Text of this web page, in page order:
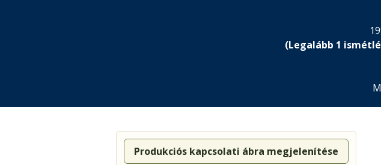
(Legalább 1
Produkciós kapcsolati ábra megjelenítése